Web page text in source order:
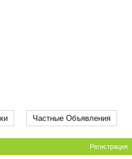
Частные Объявления
Регистрация